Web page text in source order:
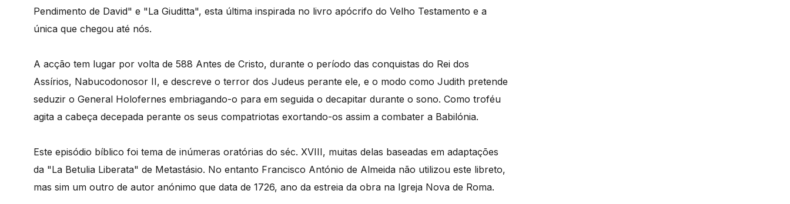
Pendimento de David" e "La Giuditta", esta última inspirada no livro apócrifo do Velho Testamento e a
única que chegou até nós.
A acção tem lugar por volta de 588 Antes de Cristo, durante o período das conquistas do Rei dos
Assírios, Nabucodonosor II, e descreve o terror dos Judeus perante ele, e o modo como Judith pretende
seduzir o General Holofernes embriagando-o para em seguida o decapitar durante o sono. Como troféu
agita a cabeça decepada perante os seus compatriotas exortando-os assim a combater a Babilónia.
Este episódio bíblico foi tema de inúmeras oratórias do séc. XVIII, muitas delas baseadas em adaptações
da "La Betulia Liberata" de Metastásio. No entanto Francisco António de Almeida não utilizou este libreto,
mas sim um outro de autor anónimo que data de 1726, ano da estreia da obra na Igreja Nova de Roma.